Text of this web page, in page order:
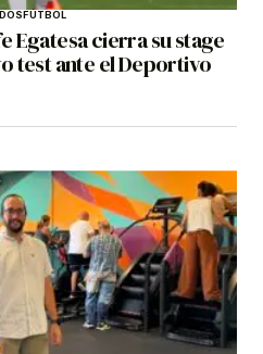
FÚTBOL
Egatesa cierra su stage
test ante el Deportivo